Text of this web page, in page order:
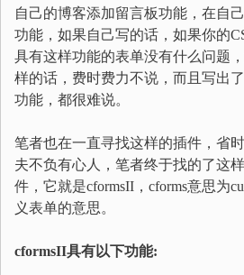
自己的博客添加留言板功能，在自
功能，如果自己写的话，如果你的
具有这样功能的表单没有什么问题
样的话，费时费力不说，而且写出
功能，都很难说。
笔者也在一直寻找这样的插件，省
夫不负有心人，笔者终于找的了这
件，它就是cformsII，cforms意思为
义表单的意思。
cformsII具有以下功能: